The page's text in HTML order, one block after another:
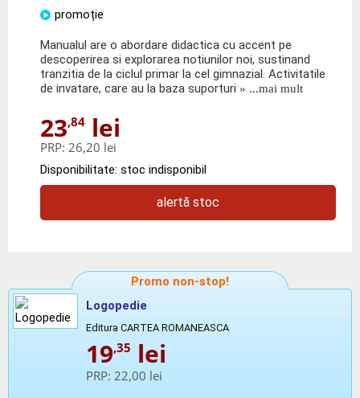
promoție
Manualul are o abordare didactica cu accent pe
descoperirea si explorarea notiunilor noi, sustinand
tranzitia de la ciclul primar la cel gimnazial. Activitatile
de invatare, care au la baza suporturi » ...mai mult
23,84 lei
PRP: 26,20 lei
Disponibilitate: stoc indisponibil
alertă stoc
Promo non-stop!
Logopedie
Editura CARTEA ROMANEASCA
19,35 lei
PRP: 22,00 lei